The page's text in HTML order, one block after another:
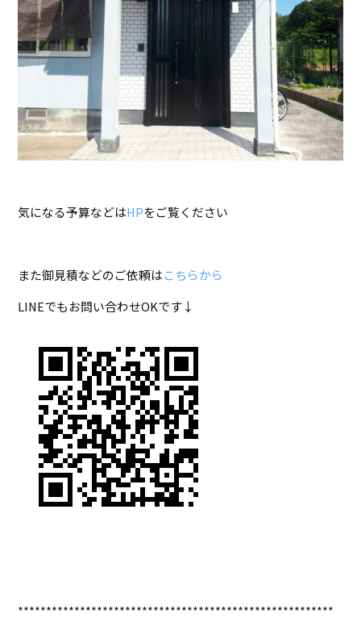
気になる予算などはHPをご覧ください
また御見積などのご依頼はこちらから
LINEでもお問い合わせOKです↓
********************************************************